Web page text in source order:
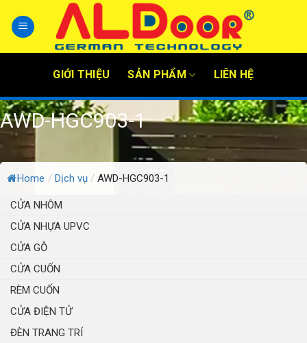
content
GIỚI THIỆU SẢN PHẨM LIÊN HỆ
AWD-HGC903-1
Home / Dịch vụ / AWD-HGC903-1
CỬA NHÔM
CỬA NHỰA UPVC
CỬA GỖ
CỬA CUỐN
RÈM CUỐN
CỬA ĐIỆN TỬ
ĐÈN TRANG TRÍ